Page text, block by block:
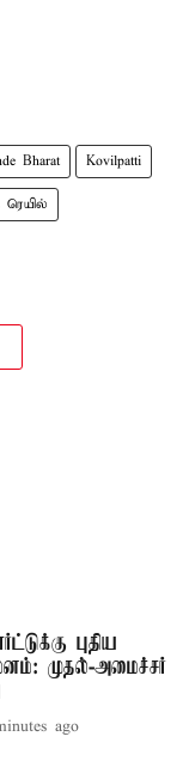
Bharat Kovilpatti
புதிய
முதல்-அமைச்சர்
ago